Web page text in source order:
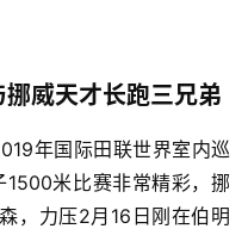
威天才长跑三兄弟
米比赛非常精彩，挪
，力压2月16日刚在伯明